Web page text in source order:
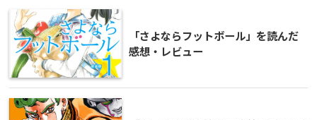
「さよならフットボール」を読んだ
感想・レビュー